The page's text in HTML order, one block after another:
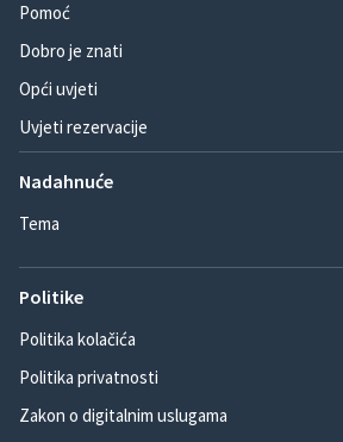
Pomoć
Dobro je znati
Opći uvjeti
Uvjeti rezervacije
Nadahnuće
Tema
Politike
Politika kolačića
Politika privatnosti
Zakon o digitalnim uslugama